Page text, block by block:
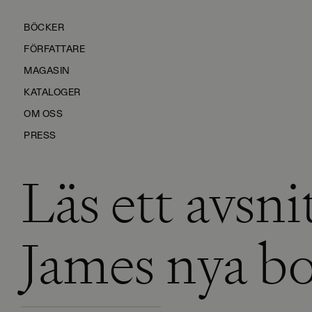
BÖCKER
FÖRFATTARE
MAGASIN
KATALOGER
OM OSS
PRESS
HÅLLBARHET
Läs ett
James nya